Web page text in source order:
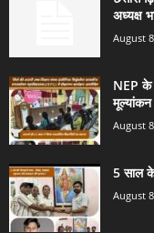
अध्यक्ष
August
NEP के
मूल्यांकन
August
5 साल के
August